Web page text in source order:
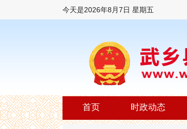
今天是2026年8月7日 星期五
首页 时政动态